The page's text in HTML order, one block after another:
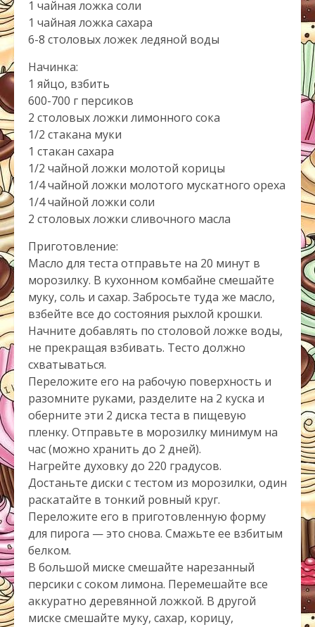
1 чайная ложка соли
1 чайная ложка сахара
6-8 столовых ложек ледяной воды
Начинка:
1 яйцо, взбить
600-700 г персиков
2 столовых ложки лимонного сока
1/2 стакана муки
1 стакан сахара
1/2 чайной ложки молотой корицы
1/4 чайной ложки молотого мускатного ореха
1/4 чайной ложки соли
2 столовых ложки сливочного масла
Приготовление:
Масло для теста отправьте на 20 минут в
морозилку. В кухонном комбайне смешайте
муку, соль и сахар. Забросьте туда же масло,
взбейте все до состояния рыхлой крошки.
Начните добавлять по столовой ложке воды,
не прекращая взбивать. Тесто должно
схватываться.
Переложите его на рабочую поверхность и
разомните руками, разделите на 2 куска и
оберните эти 2 диска теста в пищевую
пленку. Отправьте в морозилку минимум на
час (можно хранить до 2 дней).
Нагрейте духовку до 220 градусов.
Достаньте диски с тестом из морозилки, один
раскатайте в тонкий ровный круг.
Переложите его в приготовленную форму
для пирога — это снова. Смажьте ее взбитым
белком.
В большой миске смешайте нарезанный
персики с соком лимона. Перемешайте все
аккуратно деревянной ложкой. В другой
миске смешайте муку, сахар, корицу,